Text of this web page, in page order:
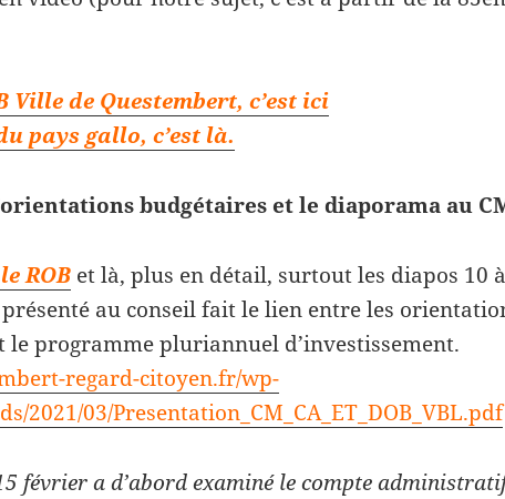
Ville de Questembert, c’est ici
pays gallo, c’est là.
budgétaires et le diaporama au
ROB et là, plus en détail, surtout les diapos 10
au conseil fait le lien entre les
le programme pluriannuel d’investissement.
regard-citoyen.fr/wp-
2021/03/Presentation_CM_CA_ET_DOB_VBL.pdf
février a d’abord examiné le compte